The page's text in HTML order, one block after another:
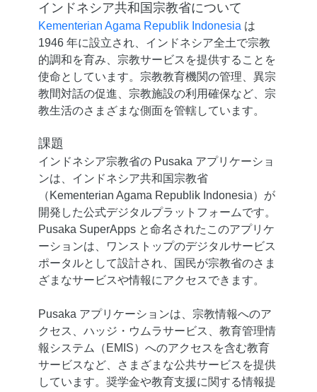
インドネシア共和国宗教省について
Kementerian Agama Republik Indonesia は
1946 年に設立され、インドネシア全土で宗教
的調和を育み、宗教サービスを提供することを
使命としています。宗教教育機関の管理、異宗
教間対話の促進、宗教施設の利用確保など、宗
教生活のさまざまな側面を管轄しています。
課題
インドネシア宗教省の Pusaka アプリケーショ
ンは、インドネシア共和国宗教省
（Kementerian Agama Republik Indonesia）が
開発した公式デジタルプラットフォームです。
Pusaka SuperApps と命名されたこのアプリケ
ーションは、ワンストップのデジタルサービス
ポータルとして設計され、国民が宗教省のさま
ざまなサービスや情報にアクセスできます。
Pusaka アプリケーションは、宗教情報へのア
クセス、ハッジ・ウムラサービス、教育管理情
報システム（EMIS）へのアクセスを含む教育
サービスなど、さまざまな公共サービスを提供
しています。奨学金や教育支援に関する情報提